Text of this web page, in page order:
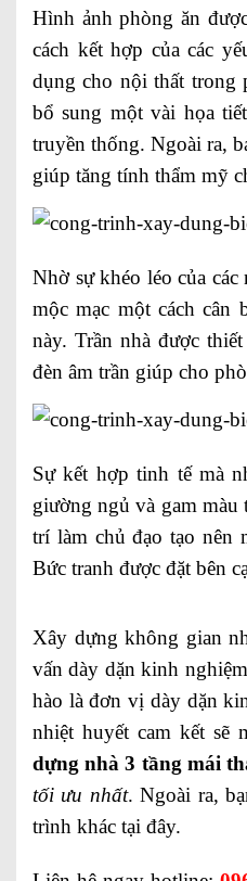
Hình ảnh phòng ăn
cách kết hợp của các
dụng cho nội thất trong
bổ sung một vài họa
truyền thống. Ngoài ra,
giúp tăng tính thẩm mỹ
Nhờ sự khéo léo của
mộc mạc một cách cân
này. Trần nhà được
đèn âm trần giúp cho
Sự kết hợp tinh tế mà
giường ngủ và gam màu
trí làm chủ đạo tạo nên
Bức tranh được đặt bên
Xây dựng không gian
vấn dày dặn kinh
hào là đơn vị dày dặn
nhiệt huyết cam kết sẽ
dựng nhà 3 tầng mái
tối ưu nhất. Ngoài ra,
trình khác tại đây.